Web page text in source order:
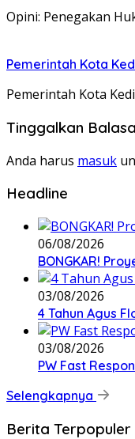
Opini: Penegakan
Pemerintah Kota
Pemerintah Kota
Tinggalkan
Anda harus masuk
Headline
06/08/2026
BONGKAR!
03/08/2026
4 Tahun Agus
03/08/2026
PW Fast
Selengkapnya
Berita Terpopuler